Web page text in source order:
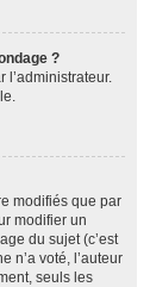
?
l’administrateur.
modifiés que par
modifier un
du sujet (c’est
n’a voté, l’auteur
seuls les